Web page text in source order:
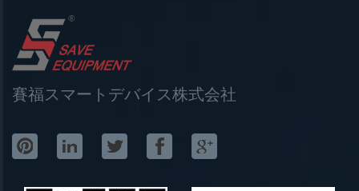
賽福スマートデバイス株式会社